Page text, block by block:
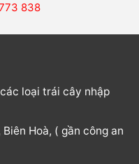
838
loại trái cây nhập
Hoà, ( gần công an